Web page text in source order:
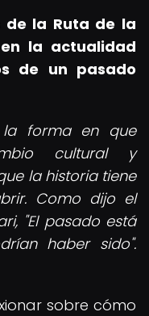
de la Ruta de la
la actualidad
de un pasado
la forma en que
cultural y
la historia tiene
Como dijo el
"El pasado está
haber sido".
sobre cómo